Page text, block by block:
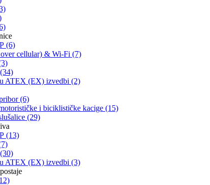
(6)
cellular) & Wi-Fi (7)
ATEX (EX) izvedbi (2)
(6)
i biciklističke kacige (15)
(29)
(13)
ATEX (EX) izvedbi (3)